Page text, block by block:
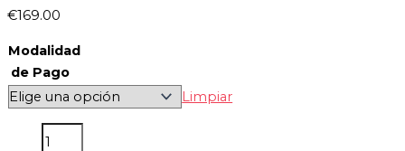
€169.00
Modalidad
de Pago
Limpiar